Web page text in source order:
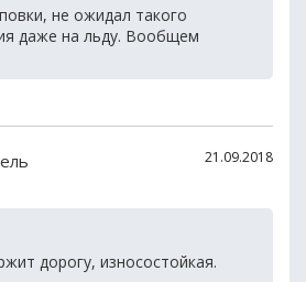
не ожидал такого
даже на льду. Вообщем
21.09.2018
дорогу, износостойкая.